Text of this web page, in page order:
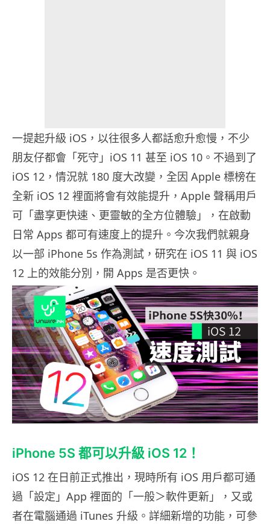
一提起升級 iOS，以往很多人都話愈升愈慢，不少
朋友仔都會「死守」iOS 11 甚至 iOS 10。不過到了
iOS 12，情況就 180 度大改變，全因 Apple 標榜在
全新 iOS 12 裡面將會有效能提升，Apple 聲稱用戶
可「盡享更快速、更靈敏的全方位體驗」，在啟動
日常 Apps 都可有速度上的提升。今次我們就親身
以一部 iPhone 5s 作為測試，研究在 iOS 11 與 iOS
12 上的效能分別，開 Apps 是否更快。
iPhone 5S 都可以升級 iOS 12！
iOS 12 在日前正式推出，現時所有 iOS 用戶都可通
過「設定」App 裡面的「一般＞軟件更新」，又或
者在電腦通過 iTunes 升級。詳細新增的功能，可參